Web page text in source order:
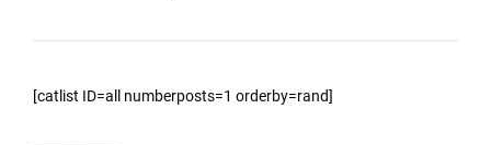
[catlist ID=all numberposts=1 orderby=rand]